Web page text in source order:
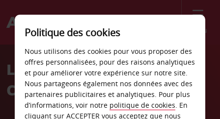
Menu
Welcome
AvisLocation de voiture
Cologne
Politique des cookies
Nous utilisons des cookies pour vous proposer des
offres personnalisées, pour des raisons analytiques
et pour améliorer votre expérience sur notre site.
Nous partageons également nos données avec des
partenaires publicitaires et analytiques. Pour plus
d’informations, voir notre politique de cookies. En
cliquant sur ACCEPTER vous acceptez que nous